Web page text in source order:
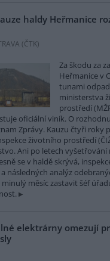
haldy Heřmanice
(ČTK)
Za škodu za
Heřmanice v
tunami
ministerstva
prostředí
oficiální viník. O
Zprávy. Kauzu čtyři roky
životního prostředí
Ani po letech
se v haldě skrývá,
následných analýz
měsíc zastavit šéf
elektrárny omezují